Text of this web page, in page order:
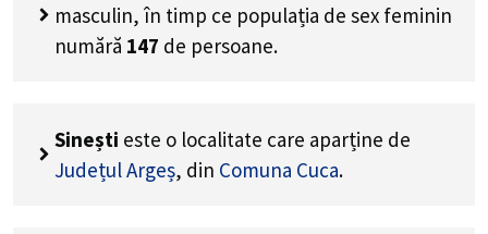
masculin, în timp ce populația de sex feminin
numără 147 de persoane.
Sinești este o localitate care aparține de
Județul Argeș, din Comuna Cuca.